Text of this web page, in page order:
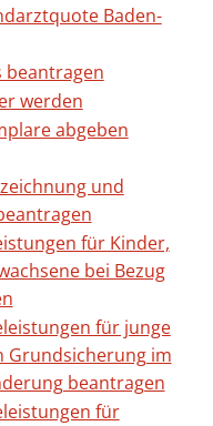
Baden-
beantragen
werden
abgeben
und
für Kinder,
bei Bezug
für junge
Grundsicherung im
beantragen
für